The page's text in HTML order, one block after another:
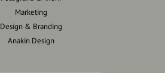
Marketing
Design & Branding
Anakin Design